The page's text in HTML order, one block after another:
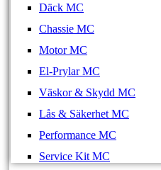
Däck MC
Chassie MC
Motor MC
El-Prylar MC
Väskor & Skydd MC
Lås & Säkerhet MC
Performance MC
Service Kit MC